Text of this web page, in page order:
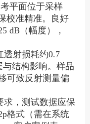
平面位于采样
校准精准。良好
dB（幅度），
透射损耗约0.7
结构影响。样品
可致反射测量偏
求，测试数据应保
格式（需在系统